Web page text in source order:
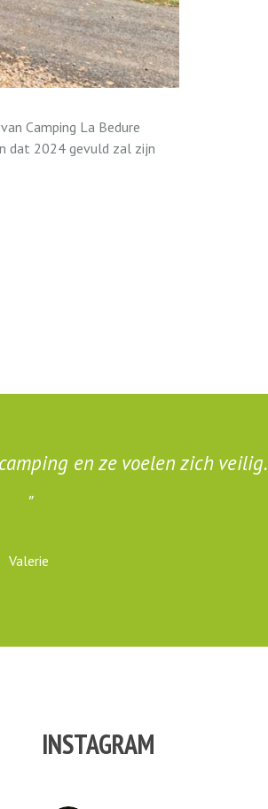
Camping La Bedure
dat 2024 gevuld zal zijn
en ze voelen zich veilig.
Valerie
INSTAGRAM